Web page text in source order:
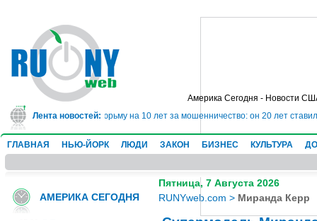
Америка Сегодня - Новости
Лента новостей:
ревматолог сядет в тюрьму на 10 лет за мошенничество: он 20 лет
ГЛАВНАЯ НЬЮ-ЙОРК ЛЮДИ ЗАКОН БИЗНЕС КУЛЬТУРА
АМЕРИКА СЕГОДНЯ
Пятница, 7 Августа 2026
RUNYweb.com > Миранда Керр